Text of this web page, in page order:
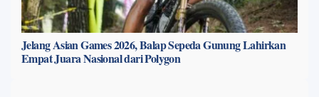
Jelang Asian Games 2026, Balap Sepeda Gunung Lahirkan
Empat Juara Nasional dari Polygon